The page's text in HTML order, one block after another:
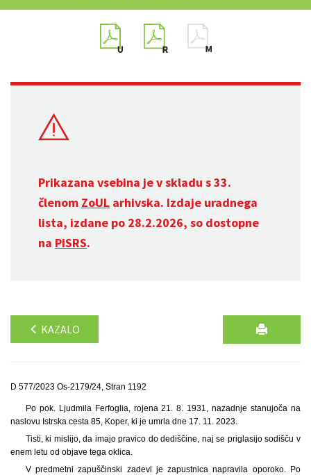
Prikazana vsebina je v skladu s 33.
členom ZoUL arhivska. Izdaje uradnega
lista, izdane po 28.2.2026, so dostopne
na PISRS.
KAZALO
D 577/2023 Os-2179/24, Stran 1192
Po pok. Ljudmila Ferfoglia, rojena 21. 8. 1931, nazadnje stanujoča na
naslovu Istrska cesta 85, Koper, ki je umrla dne 17. 11. 2023.
Tisti, ki mislijo, da imajo pravico do dediščine, naj se priglasijo sodišču v
enem letu od objave tega oklica.
V predmetni zapuščinski zadevi je zapustnica napravila oporoko. Po